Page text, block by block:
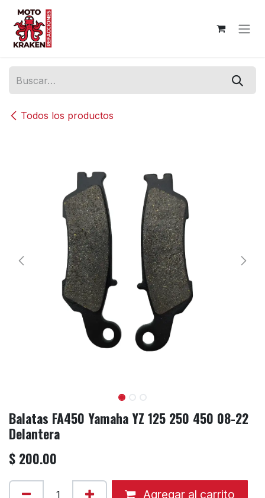
Ir al contenido
Todos los productos
Balatas FA450 Yamaha YZ 125 250 450 08-22
Delantera
$ 200.00
Agregar al carrito